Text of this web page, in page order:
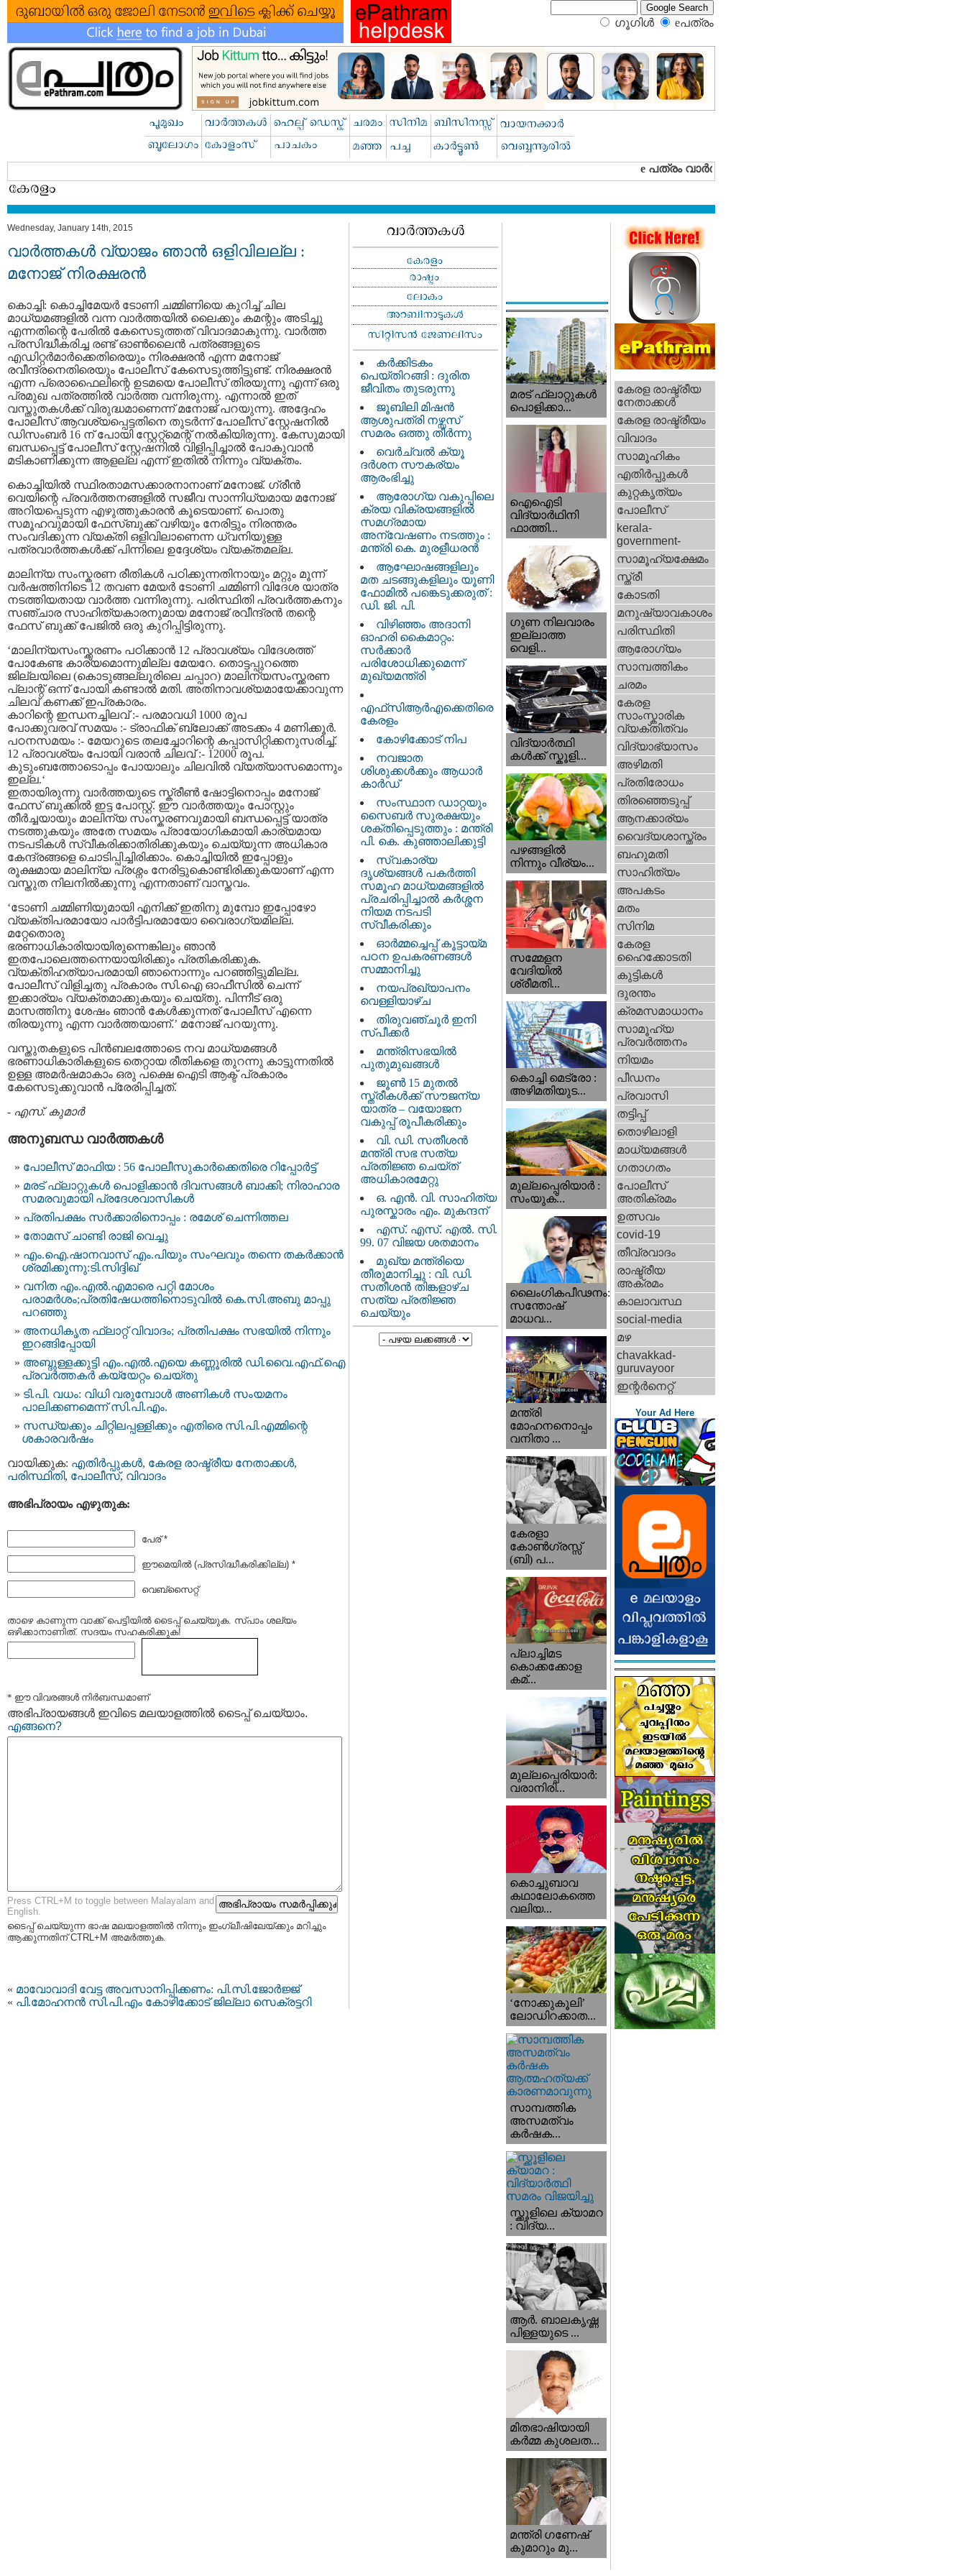
ഗൂഗിള്‍ eപത്രം‍
Wednesday, January 14th, 2015
വാര്‍ത്തകള്‍ വ്യാജം ഞാന്‍ ഒളിവിലല്ല :
മനോജ് നിരക്ഷരന്‍
കൊച്ചി: കൊച്ചിമേയര്‍ ടോണി ചമ്മിണിയെ കുറിച്ച് ചില
മാധ്യമങ്ങളില്‍ വന്ന വാര്‍ത്തയില്‍ ലൈക്കും കമന്റും അടിച്ചു
എന്നതിന്റെ പേരില്‍ കേസെടുത്തത് വിവാദമാകുന്നു. വാര്‍ത്ത
പ്രസിദ്ധീകരിച്ച രണ്ട് ഓണ്‍ലൈന്‍ പത്രങ്ങളുടെ
എഡിറ്റര്‍മാര്‍ക്കെതിരെയും നിരക്ഷരന്‍ എന്ന മനോജ്
രവീന്ദ്രനെതിരെയും പോലീസ് കേസെടുത്തിട്ടുണ്ട്. നിരക്ഷരന്‍
എന്ന പ്രൊഫൈലിന്റെ ഉടമയെ പോലീസ് തിരയുന്നു എന്ന്‍ ഒരു
പ്രമുഖ പത്രത്തില്‍ വാര്‍ത്ത വന്നിരുന്നു. എന്നാല്‍ ഇത്
വസ്തുതകള്‍ക്ക് വിരുദ്ധമാണെന്ന് മനോജ് പറയുന്നു. അദ്ദേഹം
പോലീസ് ആവശ്യപ്പെട്ടതിനെ തുടര്‍ന്ന് പോലീസ് സ്റ്റേഷനില്‍
ഡിസംബര്‍ 16 ന് പോയി സ്റ്റേറ്റ്മെന്റ് നല്‍കിയിരുന്നു. കേസുമായി
ബന്ധപ്പെട്ട് പോലീസ് സ്റ്റേഷനില്‍ വിളിപ്പിച്ചാല്‍ പോകുവാന്‍
മടികാണിക്കുന്ന ആളല്ല എന്ന് ഇതില്‍ നിന്നും വ്യക്തം.
കൊച്ചിയില്‍ സ്ഥിരതാമസക്കാരനാനാണ് മനോജ്. ഗ്രീന്‍
വെയിന്റെ പ്രവര്‍ത്തനങ്ങളില്‍ സജീവ സാന്നിധ്യമായ മനോജ്
അറിയപ്പെടുന്ന എഴുത്തുകാരന്‍ കൂടെയാണ്. പൊതു
സമൂഹവുമായി ഫേസ്ബുക്ക് വഴിയും നേരിട്ടും നിരന്തരം
സംവദിക്കുന്ന വ്യക്തി ഒളിവിലാണെന്ന ധ്വനിയുള്ള
പത്രവാര്‍ത്തകള്‍ക്ക് പിന്നിലെ ഉദ്ദേശ്യം വ്യക്തമല്ല.
മാലിന്യ സംസ്കരണ രീതികള്‍ പഠിക്കുന്നതിനായും മറ്റും മൂന്ന്
വര്‍ഷത്തിനിടെ 12 തവണ മേയര്‍ ടോണി ചമ്മിണി വിദേശ യാത്ര
നടത്തിയതായ വാര്‍ത്ത വന്നിരുന്നു. പരിസ്ഥിതി പ്രവര്‍ത്തകനും
സഞ്ചാര സാഹിത്യകാരനുമായ മനോജ് രവീന്ദ്രന്‍ തന്റെ
ഫേസ് ബുക്ക് പേജില്‍ ഒരു കുറിപ്പിട്ടിരുന്നു.
‘മാലിന്യസംസ്ക്കരണം പഠിക്കാന്‍ 12 പ്രാവശ്യം വിദേശത്ത്
പോകേണ്ട കാര്യമൊന്നുമില്ല മേയറേ. തൊട്ടപ്പുറത്തെ
ജില്ലയിലെ (കൊടുങ്ങല്ലൂരിലെ ചപ്പാറ) മാലിന്യസംസ്ക്കരണ
പ്ലാന്റ് ഒന്ന് പോയി കണ്ടാല്‍ മതി. അതിനാവശ്യമായേക്കാവുന്ന
ചിലവ് കണക്ക് ഇപ്രകാരം.
കാറിന്റെ ഇന്ധനച്ചിലവ് :- പരമാവധി 1000 രൂപ
പോക്കുവരവ് സമയം :- ട്രാഫിക് ബ്ലോക്ക് അടക്കം 4 മണിക്കൂര്‍.
പഠനസമയം :- മേയറുടെ തലച്ചോറിന്റെ കപ്പാസിറ്റിക്കനുസരിച്ച്.
12 പ്രാവശ്യം പോയി വരാന്‍ ചിലവ് :- 12000 രൂപ.
കുടുംബത്തോടൊപ്പം പോയാലും ചിലവില്‍ വ്യത്യാസമൊന്നും
ഇല്ല.‘
ഇതായിരുന്നു വാര്‍ത്തയുടെ സ്ക്രീണ്‍ ഷോട്ടിനൊപ്പം മനോജ്
ഫേസ് ബുക്കില്‍ ഇട്ട പോസ്റ്റ്. ഈ വാര്‍ത്തയും പോസ്റ്റും
തീര്‍ച്ചയായും മാലിന്യ സംസ്കരണവുമായി ബന്ധപ്പെട്ട് യാത്ര
നടത്തുകയും അതേ സമയം പ്രായോഗികമായി കാര്യമായ
നടപടികള്‍ സ്വീകരിക്കാതിരിക്കുകയും ചെയ്യുന്ന അധികാര
കേന്ദ്രങ്ങളെ ചൊടിപ്പിച്ചിരിക്കാം. കൊച്ചിയില്‍ ഇപ്പോളും
രൂക്ഷമായ മാലിന്യ പ്രശ്നം നേരിട്ടുകൊണ്ടിരിക്കുകയാണ് എന്ന
വസ്തുത നിലനില്‍ക്കുന്നു എന്നതാണ് വാസ്തവം.
‘ടോണി ചമ്മിണിയുമായി എനിക്ക് ഇതിനു മുമ്പോ ഇപ്പോഴോ
വ്യക്തിപരമായോ പാര്‍ട്ടിപരമായോ വൈരാഗ്യമില്ല.
മറ്റേതൊരു
ഭരണാധികാരിയായിരുന്നെങ്കിലും ഞാന്‍
ഇതപോലെത്തന്നെയായിരിക്കും പ്രതികരിക്കുക.
വ്യക്തിഹത്യാപരമായി ഞാനൊന്നും പറഞ്ഞിട്ടുമില്ല.
പോലീസ് വിളിച്ചതു പ്രകാരം സി.ഐ ഓഫീസില്‍ ചെന്ന്
ഇക്കാര്യം വ്യക്തമാക്കുകയും ചെയ്തു. പിന്നീട് ഒരു
മാസത്തിനു ശേഷം ഞാന്‍ കേള്‍ക്കുന്നത് പോലീസ് എന്നെ
തിരയുന്നു എന്ന വാര്‍ത്തയാണ്.’ മനോജ് പറയുന്നു.
വസ്തുതകളുടെ പിന്‍ബലത്തോടെ നവ മാധ്യമങ്ങള്‍
ഭരണാധികാരികളുടെ തെറ്റായ രീതികളെ തുറന്നു കാട്ടുന്നതില്‍
ഉള്ള അമര്‍ഷമാകാം ഒരു പക്ഷെ ഐടി ആക്ട് പ്രകാരം
കേസെടുക്കുവാന്‍ പ്രേരിപ്പിച്ചത്.
- എസ്. കുമാര്‍
അനുബന്ധ വാര്‍ത്തകള്‍
പോലീസ് മാഫിയ : 56 പോലീസുകാര്‍ക്കെതിരെ റിപ്പോര്‍ട്ട്
മരട് ഫ്ലാറ്റുകൾ പൊളിക്കാന്‍ ദിവസങ്ങള്‍ ബാക്കി; നിരാഹാര
സമരവുമായി പ്രദേശവാസികള്‍
പ്രതിപക്ഷം സര്‍ക്കാരിനൊപ്പം : രമേശ് ചെന്നിത്തല
തോമസ് ചാണ്ടി രാജി വെച്ചു
എം.ഐ.ഷാനവാസ് എം.പിയും സംഘവും തന്നെ തകര്‍ക്കാന്‍
ശ്രമിക്കുന്നു:ടി.സിദ്ദിഖ്
വനിത എം.എല്‍.എമാരെ പറ്റി മോശം
പരാമര്‍ശം;പ്രതിഷേധത്തിനൊടുവില്‍ കെ.സി.അബു മാപ്പു
പറഞ്ഞു
അനധികൃത ഫ്ലാറ്റ് വിവാദം; പ്രതിപക്ഷം സഭയില്‍ നിന്നും
ഇറങ്ങിപ്പോയി
അബ്ദുള്ളക്കുട്ടി എം.എല്‍.എയെ കണ്ണൂരില്‍ ഡി.വൈ.എഫ്.ഐ
പ്രവര്‍ത്തകര്‍ കയ്യേറ്റം ചെയ്തു
ടി.പി. വധം: വിധി വരുമ്പോള്‍ അണികള്‍ സംയമനം
പാലിക്കണമെന്ന് സി.പി.എം.
സന്ധ്യക്കും ചിറ്റിലപ്പള്ളിക്കും എതിരെ സി.പി.എമ്മിന്റെ
ശകാരവര്‍ഷം
വായിക്കുക: എതിര്‍പ്പുകള്‍, കേരള രാഷ്ട്രീയ നേതാക്കള്‍,
പരിസ്ഥിതി, പോലീസ്‌, വിവാദം
അഭിപ്രായം എഴുതുക:
പേര് *
ഈമെയില്‍ (പ്രസിദ്ധീകരിക്കില്ല) *
വെബ്സൈറ്റ്
താഴെ കാണുന്ന വാക്ക് പെട്ടിയില്‍ ടൈപ്പ്‌ ചെയ്യുക. സ്പാം ശല്യം
ഒഴിക്കാനാണിത്. സദയം സഹകരിക്കുക!
* ഈ വിവരങ്ങള്‍ നിര്‍ബന്ധമാണ്
അഭിപ്രായങ്ങള്‍ ഇവിടെ മലയാളത്തില്‍ ടൈപ്പ് ചെയ്യാം.
എങ്ങനെ?
Press CTRL+M to toggle between Malayalam and
English.
ടൈപ്പ്‌ ചെയ്യുന്ന ഭാഷ മലയാളത്തില്‍ നിന്നും ഇംഗ്ലീഷിലേയ്ക്കും മറിച്ചും
ആക്കുന്നതിന് CTRL+M അമര്‍ത്തുക.
« മാവോവാദി വേട്ട അവസാനിപ്പിക്കണം: പി.സി.ജോര്‍ജ്ജ്
« പി.മോഹനന്‍ സി.പി.എം കോഴിക്കോട് ജില്ലാ സെക്രട്ടറി
കർക്കിടകം
പെയ്തിറങ്ങി : ദുരിത
ജീവിതം തുടരുന്നു
ജൂബിലി മിഷൻ
ആശുപത്രി നഴ്സസ്
സമരം ഒത്തു തീർന്നു
വെര്‍ച്വല്‍ ക്യൂ
ദര്‍ശന സൗകര്യം
ആരംഭിച്ചു
ആരോഗ്യ വകുപ്പിലെ
ക്രയ വിക്രയങ്ങളിൽ
സമഗ്രമായ
അന്വേഷണം നടത്തും :
മന്ത്രി കെ. മുരളീധരൻ
ആഘോഷങ്ങളിലും
മത ചടങ്ങുകളിലും യൂണി
ഫോമിൽ പങ്കെടുക്കരുത് :
ഡി. ജി. പി.
വിഴിഞ്ഞം അദാനി
ഓഹരി കൈമാറ്റം:
സർക്കാർ
പരിശോധിക്കുമെന്ന്
മുഖ്യമന്ത്രി
എഫ്‌സിആർഎക്കെതിരെ
കേരളം
കോഴിക്കോട് നിപ
നവജാത
ശിശുക്കള്‍ക്കും ആധാര്‍
കാര്‍ഡ്
സംസ്ഥാന ഡാറ്റയും
സൈബർ സുരക്ഷയും
ശക്തിപ്പെടുത്തും : മന്ത്രി
പി. കെ. കുഞ്ഞാലിക്കുട്ടി
സ്വകാര്യ
ദൃശ്യങ്ങള്‍ പകര്‍ത്തി
സമൂഹ മാധ്യമങ്ങളില്‍
പ്രചരിപ്പിച്ചാൽ കർശ്ശന
നിയമ നടപടി
സ്വീകരിക്കും
ഓർമ്മച്ചെപ്പ് കൂട്ടായ്മ
പഠന ഉപകരണങ്ങൾ
സമ്മാനിച്ചു
നയപ്രഖ്യാപനം
വെള്ളിയാഴ്ച
തിരുവഞ്ചൂർ ഇനി
സ്പീക്കർ
മന്ത്രിസഭയിൽ
പുതുമുഖങ്ങൾ
ജൂൺ 15 മുതൽ
സ്ത്രീകൾക്ക് സൗജന്യ
യാത്ര – വയോജന
വകുപ്പ് രൂപീകരിക്കും
വി. ഡി. സതീശന്‍
മന്ത്രി സഭ സത്യ
പ്രതിജ്ഞ ചെയ്ത്
അധികാരമേറ്റു
ഒ. എൻ. വി. സാഹിത്യ
പുരസ്കാരം എം. മുകന്ദന്
എസ്. എസ്. എൽ. സി.
99. 07 വിജയ ശതമാനം
മുഖ്യ മന്ത്രിയെ
തീരുമാനിച്ചു : വി. ഡി.
സതീശന്‍ തിങ്കളാഴ്ച
സത്യ പ്രതിജ്ഞ
ചെയ്യും
മരട് ഫ്ലാറ്റുകൾ
പൊളിക്കാ...
ഐഐടി
വിദ്യാര്‍ഥിനി
ഫാത്തി...
ഗുണ നിലവാരം
ഇല്ലാത്ത
വെളി...
വിദ്യാർത്ഥി
കൾക്ക് സ്കൂളി...
പഴങ്ങളില്‍
നിന്നും വീര്യം...
സമ്മേളന
വേദിയില്‍
ശ്രീമതി...
കൊച്ചി മെട്രോ :
അഴിമതിയുട...
മുല്ലപ്പെരിയാര്‍ :
സംയുക്...
ലൈംഗികപീഢനം:
സന്തോഷ്
മാധവ...
മന്ത്രി
മോഹനനൊപ്പം
വനിതാ ...
കേരളാ
കോണ്‍ഗ്രസ്സ്
(ബി) പ...
പ്ലാച്ചിമട
കൊക്കക്കോള
കമ്...
മുല്ലപ്പെരിയാര്‍:
വരാനിരി...
കൊച്ചുബാവ
കഥാലോകത്തെ
വലിയ...
‘നോക്കുകൂലി’
ലോഡിറക്കാത...
സാമ്പത്തിക
അസമത്വം
കര്‍ഷക...
സ്ക്കൂളിലെ ക്യാമറ
: വിദ്യ...
ആര്‍. ബാലകൃഷ്ണ
പിള്ളയുടെ ...
മിതഭാഷിയായി
കര്‍മ്മ കുശലത...
മന്ത്രി ഗണേഷ്‌
കുമാറും മു...
കേരള രാഷ്ട്രീയ
നേതാക്കള്‍
കേരള രാഷ്ട്രീയം
വിവാദം
സാമൂഹികം
എതിര്‍പ്പുകള്‍
കുറ്റകൃത്യം
പോലീസ്‌
kerala-
government-
സാമൂഹ്യക്ഷേമം
സ്ത്രീ
കോടതി
മനുഷ്യാവകാശം
പരിസ്ഥിതി
ആരോഗ്യം
സാമ്പത്തികം
ചരമം
കേരള
സാംസ്കാരിക
വ്യക്തിത്വം
വിദ്യാഭ്യാസം
അഴിമതി
പ്രതിരോധം
തിരഞ്ഞെടുപ്പ്
ആനക്കാര്യം
വൈദ്യശാസ്ത്രം
ബഹുമതി
സാഹിത്യം
അപകടം
മതം
സിനിമ
കേരള
ഹൈക്കോടതി
കുട്ടികള്‍
ദുരന്തം
ക്രമസമാധാനം
സാമൂഹ്യ
പ്രവര്‍ത്തനം
നിയമം
പീഡനം
പ്രവാസി
തട്ടിപ്പ്‌
തൊഴിലാളി
മാധ്യമങ്ങള്‍
ഗതാഗതം
പോലീസ്‌
അതിക്രമം
ഉത്സവം
covid-19
തീവ്രവാദം
രാഷ്ട്രീയ
അക്രമം
കാലാവസ്ഥ
social-media
മഴ
chavakkad-
guruvayoor
ഇന്റര്‍നെറ്റ്‌
Your Ad Here